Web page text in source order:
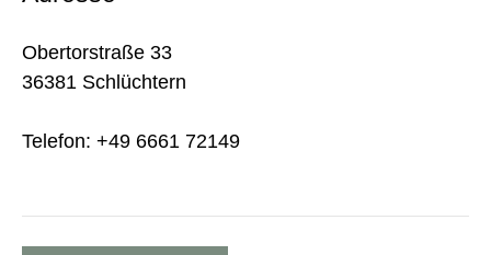
Obertorstraße 33
36381 Schlüchtern
Telefon: +49 6661 72149